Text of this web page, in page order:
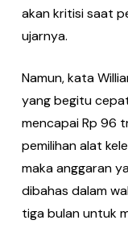
akan kritisi saat
ujarnya.
Namun, kata
yang begitu
mencapai Rp 96
pemilihan alat
maka anggaran
dibahas dalam
tiga bulan untuk